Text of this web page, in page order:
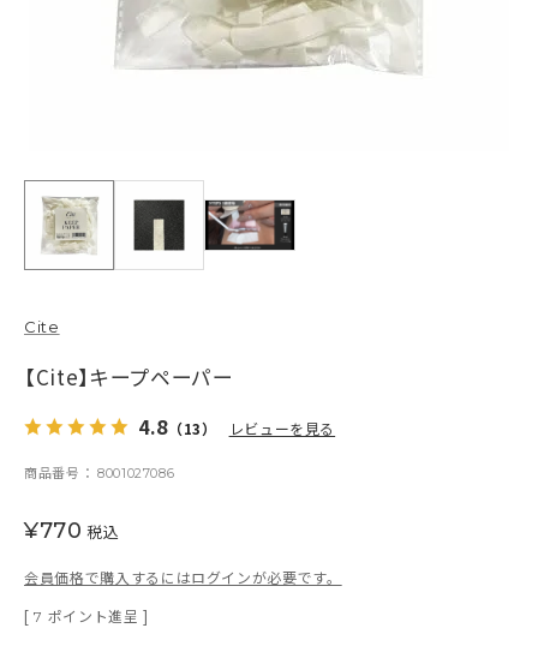
Cite
【Cite】キープペーパー
4.8（13） レビューを見る
商品番号 8001027086
¥770 税込
会員価格で購入するにはログインが必要です。
[ 7 ポイント進呈 ]